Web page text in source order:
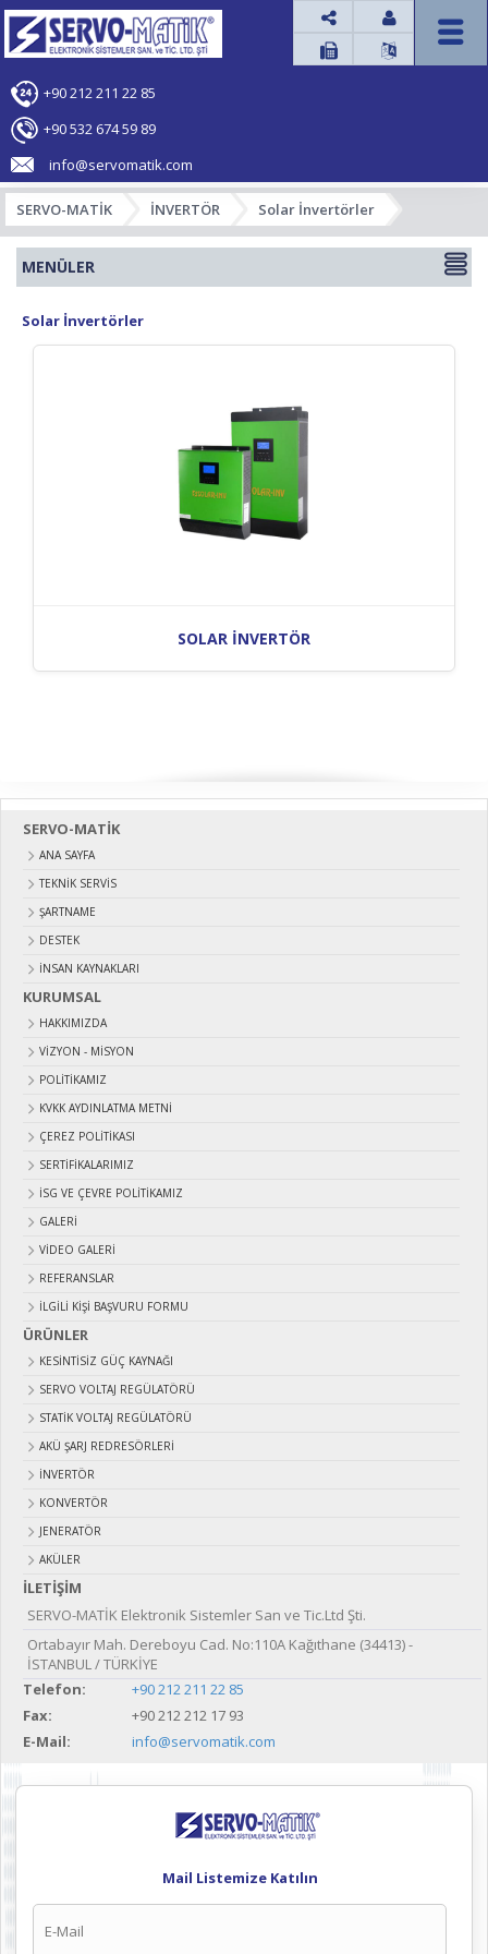




+90 212 211 22 85
+90 532 674 59 89
info@servomatik.com
SERVO-MATİK İNVERTÖR Solar İnvertörler
MENÜLER
Solar İnvertörler
SOLAR İNVERTÖR
SERVO-MATİK
ANA SAYFA
TEKNİK SERVİS
ŞARTNAME
DESTEK
İNSAN KAYNAKLARI
KURUMSAL
HAKKIMIZDA
VIZYON - MISYON
POLITIKAMIZ
KVKK AYDINLATMA METNI
ÇEREZ POLITIKASI
SERTIFIKALARIMIZ
İSG VE ÇEVRE POLITIKAMIZ
GALERI
VIDEO GALERI
REFERANSLAR
İLGILI KIŞI BAŞVURU FORMU
ÜRÜNLER
KESİNTİSİZ GÜÇ KAYNAĞI
SERVO VOLTAJ REGÜLATÖRÜ
STATİK VOLTAJ REGÜLATÖRÜ
AKÜ ŞARJ REDRESÖRLERİ
İNVERTÖR
KONVERTÖR
JENERATÖR
AKÜLER
İLETİŞİM
SERVO-MATİK Elektronik Sistemler San ve Tic.Ltd Şti.
Ortabayır Mah. Dereboyu Cad. No:110A Kağıthane (34413) -
İSTANBUL / TÜRKİYE
Telefon:
+90 212 211 22 85
Fax:
+90 212 212 17 93
E-Mail:
info@servomatik.com
Mail Listemize Katılın